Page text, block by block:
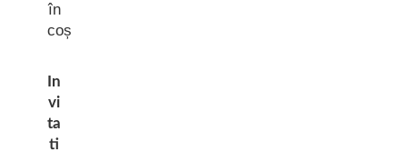
în
coș
In
vi
ta
ti